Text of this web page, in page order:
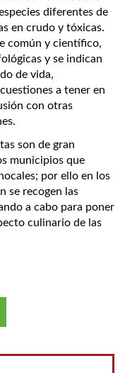
diferentes de
en crudo y tóxicas.
común y científico,
y se indican
de vida,
a tener en
con otras
son de gran
municipios que
por ello en los
se recogen las
a cabo para poner
culinario de las